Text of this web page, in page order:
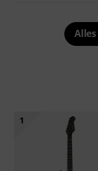
1